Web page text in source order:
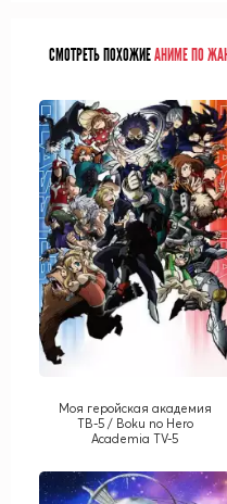
СМОТРЕТЬ ПОХОЖИЕАНИМЕ ПО
Моя геройская академия
ТВ-5 / Boku no Hero
Academia TV-5